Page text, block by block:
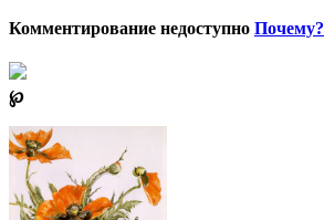
Комментирование недоступно Почему?
℘